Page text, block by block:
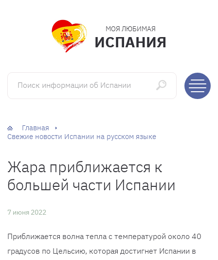
МОЯ ЛЮБИМАЯ
ИСПАНИЯ
Поиск информации об Испании
Главная
Свежие новости Испании на русском языке
Жара приближается к
большей части Испании
7 июня 2022
Приближается волна тепла с температурой около 40
градусов по Цельсию, которая достигнет Испании в